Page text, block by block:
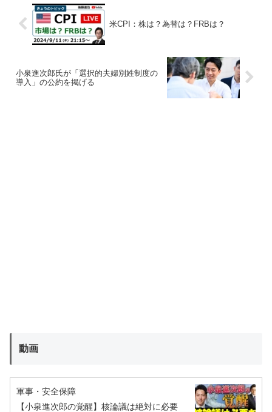
米CPI：株は？為替は？FRBは？
小泉進次郎氏が「選択的夫婦別姓制度の
導入」の公約を掲げる
動画
軍事・安全保障
【小泉進次郎の覚醒】核論議は絶対に必要